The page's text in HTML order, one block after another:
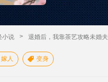
小说 > 退婚后，我靠茶艺攻略未婚夫
嫁人  变身